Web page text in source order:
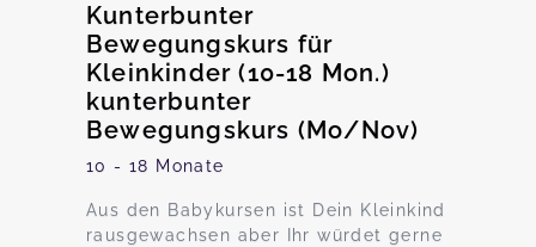
Kunterbunter
Bewegungskurs für
Kleinkinder (10-18 Mon.)
kunterbunter
Bewegungskurs (Mo/Nov)
10 - 18 Monate
Aus den Babykursen ist Dein Kleinkind
rausgewachsen aber Ihr würdet gerne